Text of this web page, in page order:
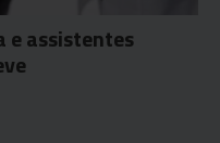
e assistentes